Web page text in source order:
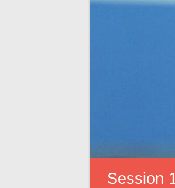
Session